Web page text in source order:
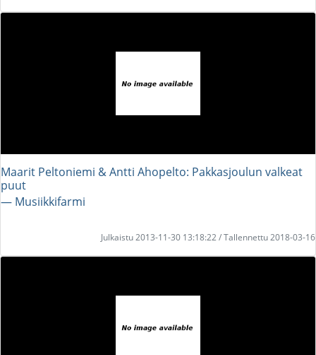
Maarit Peltoniemi & Antti Ahopelto: Pakkasjoulun valkeat
puut
― Musiikkifarmi
Julkaistu 2013-11-30 13:18:22 / Tallennettu 2018-03-16